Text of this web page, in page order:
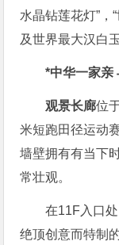
水晶钻莲花灯”，
及世界最大汉白
*中华一家亲
观景长廊位
米短跑田径运动
墙壁拥有有当下
常壮观。
在11F入口
绝顶创意而特制